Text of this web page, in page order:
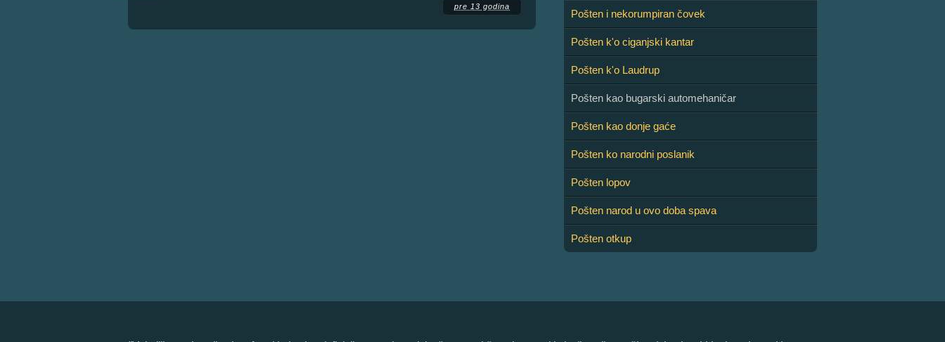
pre 13 godina
Pošten i nekorumpiran čovek
Pošten k'o ciganjski kantar
Pošten k'o Laudrup
Pošten kao bugarski automehaničar
Pošten kao donje gaće
Pošten ko narodni poslanik
Pošten lopov
Pošten narod u ovo doba spava
Pošten otkup